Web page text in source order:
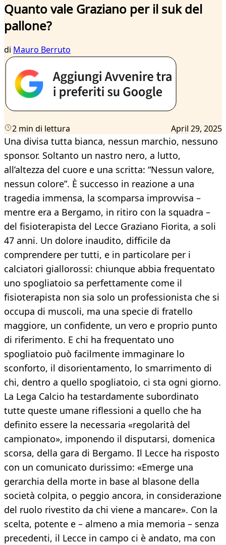
Quanto vale Graziano per il suk del
pallone?
di Mauro Berruto
2 min di lettura April 29, 2025
Una divisa tutta bianca, nessun marchio, nessuno
sponsor. Soltanto un nastro nero, a lutto,
all’altezza del cuore e una scritta: “Nessun valore,
nessun colore”. È successo in reazione a una
tragedia immensa, la scomparsa improvvisa –
mentre era a Bergamo, in ritiro con la squadra –
del fisioterapista del Lecce Graziano Fiorita, a soli
47 anni. Un dolore inaudito, difficile da
comprendere per tutti, e in particolare per i
calciatori giallorossi: chiunque abbia frequentato
uno spogliatoio sa perfettamente come il
fisioterapista non sia solo un professionista che si
occupa di muscoli, ma una specie di fratello
maggiore, un confidente, un vero e proprio punto
di riferimento. E chi ha frequentato uno
spogliatoio può facilmente immaginare lo
sconforto, il disorientamento, lo smarrimento di
chi, dentro a quello spogliatoio, ci sta ogni giorno.
La Lega Calcio ha testardamente subordinato
tutte queste umane riflessioni a quello che ha
definito essere la necessaria «regolarità del
campionato», imponendo il disputarsi, domenica
scorsa, della gara di Bergamo. Il Lecce ha risposto
con un comunicato durissimo: «Emerge una
gerarchia della morte in base al blasone della
società colpita, o peggio ancora, in considerazione
del ruolo rivestito da chi viene a mancare». Con la
scelta, potente e – almeno a mia memoria – senza
precedenti, il Lecce in campo ci è andato, ma con